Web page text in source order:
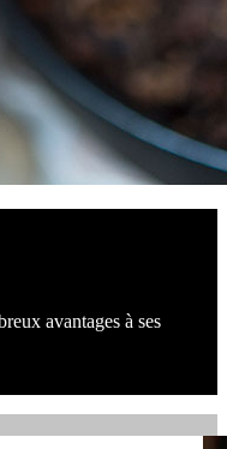
avantages à ses